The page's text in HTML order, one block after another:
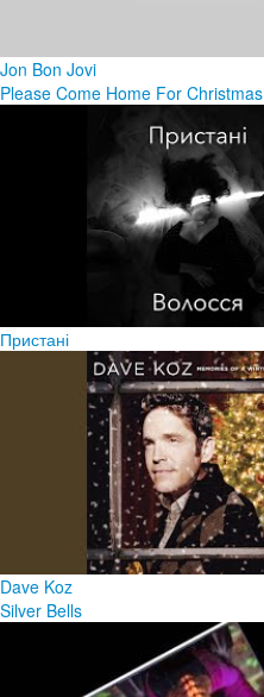
Jon Bon Jovi
Please Come Home For Christmas
Пристані
Dave Koz
Silver Bells